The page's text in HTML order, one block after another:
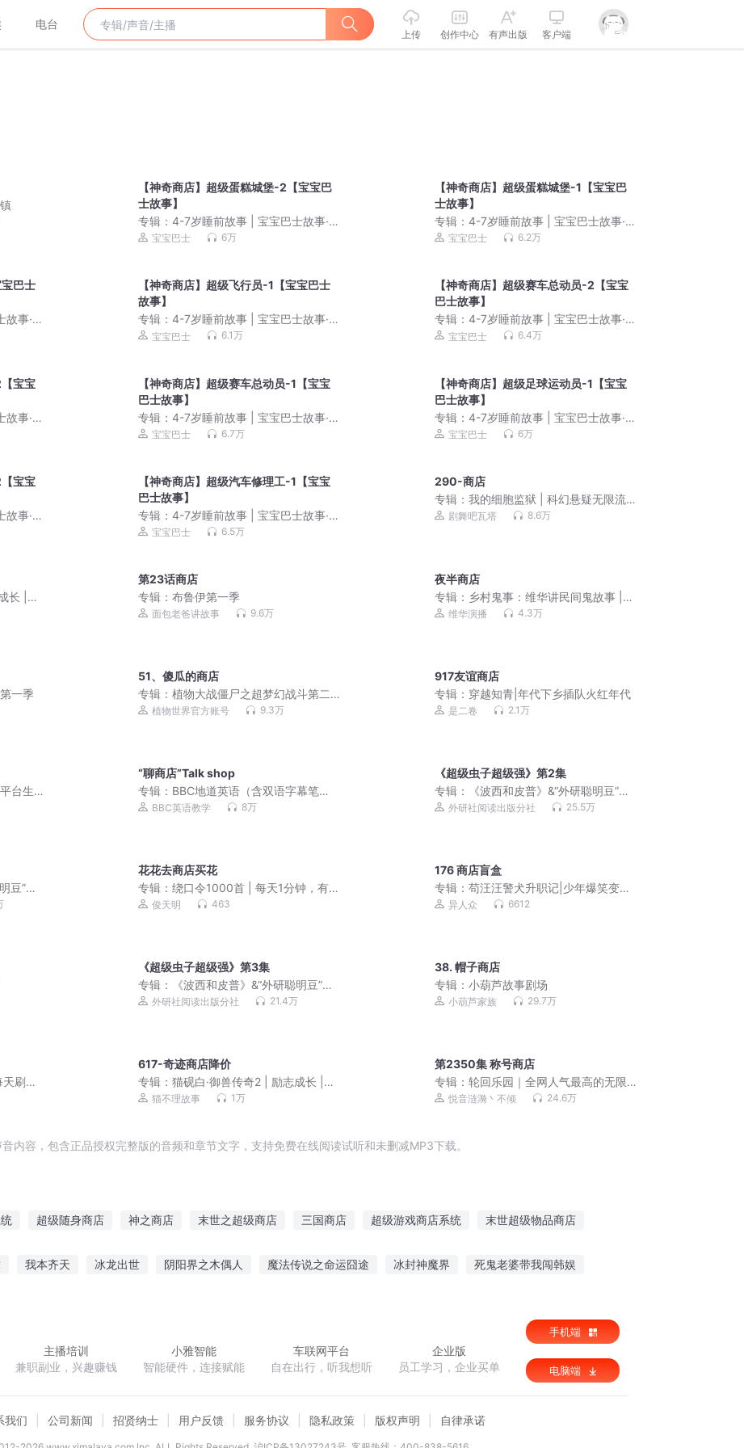
电台
上传 创作中心 有声出版 客户端
【神奇商店】超级蛋糕城堡-2【宝宝巴
士故事】
专辑：4-7岁睡前故事 | 宝宝巴士故事·哄
睡童话大全
宝宝巴士 6万
【神奇商店】超级蛋糕城堡-1【宝宝巴
士故事】
专辑：4-7岁睡前故事 | 宝宝巴士故事·哄
睡童话大全
宝宝巴士 6.2万
巴士
事·哄
【神奇商店】超级飞行员-1【宝宝巴士
故事】
专辑：4-7岁睡前故事 | 宝宝巴士故事·哄
睡童话大全
宝宝巴士 6.1万
【神奇商店】超级赛车总动员-2【宝宝
巴士故事】
专辑：4-7岁睡前故事 | 宝宝巴士故事·哄
睡童话大全
宝宝巴士 6.4万
宝宝
事·哄
【神奇商店】超级赛车总动员-1【宝宝
巴士故事】
专辑：4-7岁睡前故事 | 宝宝巴士故事·哄
睡童话大全
宝宝巴士 6.7万
【神奇商店】超级足球运动员-1【宝宝
巴士故事】
专辑：4-7岁睡前故事 | 宝宝巴士故事·哄
睡童话大全
宝宝巴士 6万
宝宝
事·哄
【神奇商店】超级汽车修理工-1【宝宝
巴士故事】
专辑：4-7岁睡前故事 | 宝宝巴士故事·哄
睡童话大全
宝宝巴士 6.5万
290-商店
专辑：我的细胞监狱 | 科幻悬疑无限流 |
3D精品多人剧
剧舞吧瓦塔 8.6万
长 |猫
第23话商店
专辑：布鲁伊第一季
面包老爸讲故事 9.6万
夜半商店
专辑： 乡村鬼事：维华讲民间鬼故事 |
恐怖故事
维华演播 4.3万
一季
51、傻瓜的商店
专辑：植物大战僵尸之超梦幻战斗第二
季 植物世界官方账号 9.3万
917友谊商店
专辑： 穿越知青|年代下乡插队火红年代
是二卷 2.1万
台生
“聊商店”Talk shop
专辑： BBC地道英语（含双语字幕笔
记）BBC英语教学 8万
《超级虫子超级强》第2集
专辑：
《波西和皮普》&“外研聪明豆”绘
本故事音频讲播合集
外研社阅读出版分社 25.5万
豆”绘
花花去商店买花
专辑：绕口令1000首 | 每天1分钟，有声
基本功
俊天明 463
176 商店盲盒
专辑：苟汪汪警犬升职记|少年爆笑变狗|
千面世界|侦探推理
异人众 6612
《超级虫子超级强》第3集
专辑：
《波西和皮普》&“外研聪明豆”绘
本故事音频讲播合集
外研社阅读出版分社 21.4万
38. 帽子商店
专辑：小葫芦故事剧场
小葫芦家族 29.7万
刷新
指丨
617-奇迹商店降价
专辑：猫砚白·御兽传奇2 | 励志成长 |猫
不理故事
猫不理故事 1万
第2350集 称号商店
专辑：轮回乐园｜全网人气最高的无限
流 悦音涟漪丶不倾 24.6万
内容，包含正品授权完整版的音频和章节文字，支持免费在线阅读试听和未删减MP3下载。
超级随身商店 神之商店 末世之超级商店 三国商店 超级游戏商店系统 末世超级物品商店
我本齐天 冰龙出世 阴阳界之木偶人 魔法传说之命运囧途 冰封神魔界 死鬼老婆带我闯韩娱
主播培训
兼职副业，兴趣赚钱
小雅智能
智能硬件，连接赋能
车联网平台
自在出行，听我想听
企业版
员工学习，企业买单
手机端
电脑端
我们 公司新闻 招贤纳士 用户反馈 服务协议 隐私政策 版权声明 自律承诺